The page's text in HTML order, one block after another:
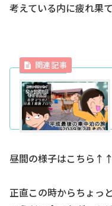
考えている内に疲れ果
昼間の様子はこちら
正直この時からちょっ